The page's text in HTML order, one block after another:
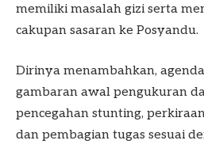
memiliki masalah gizi serta
cakupan sasaran ke Posyandu.
Dirinya menambahkan,
gambaran awal pengukuran
pencegahan stunting,
dan pembagian tugas sesuai